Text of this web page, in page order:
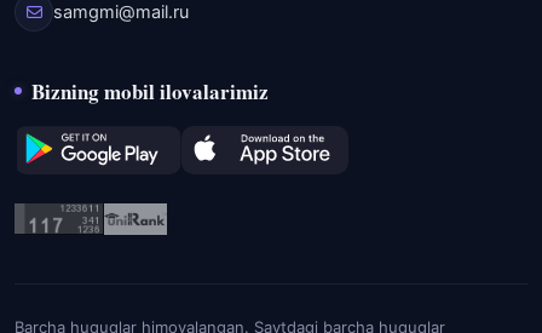
samgmi@mail.ru
Bizning mobil ilovalarimiz
Barcha huquqlar himoyalangan. Saytdagi barcha huquqlar